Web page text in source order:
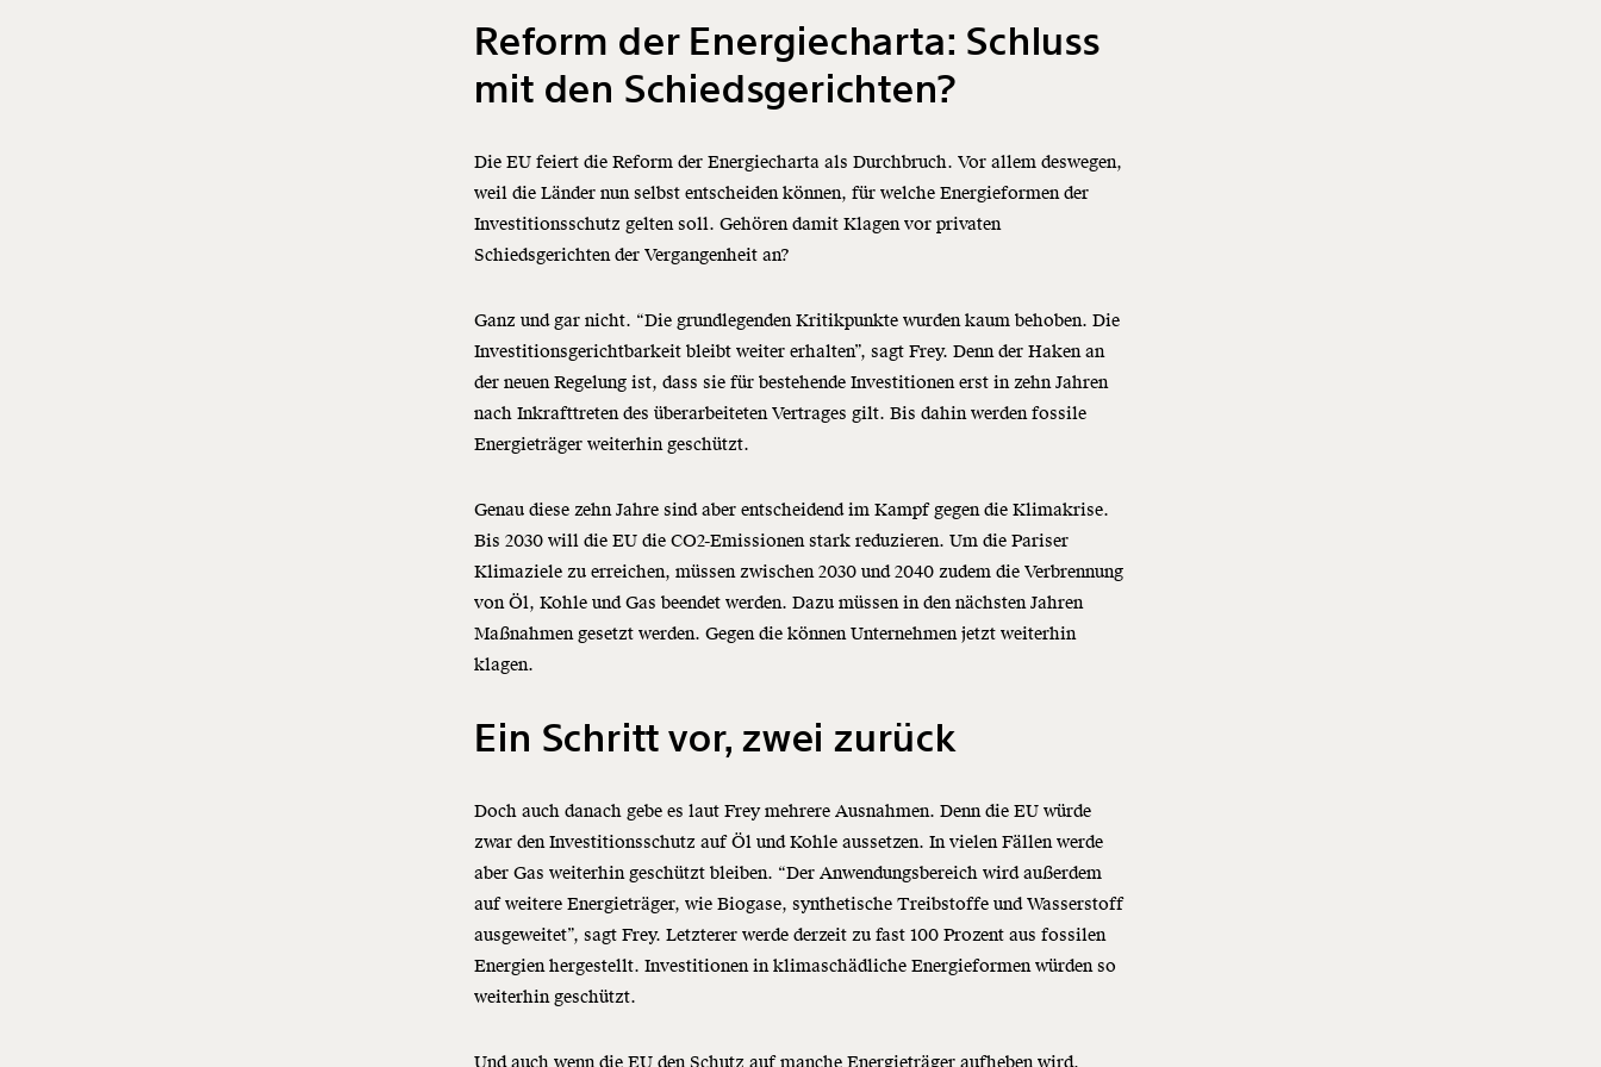
Reform der Energiecharta: Schluss
mit den Schiedsgerichten?
Die EU feiert die Reform der Energiecharta als Durchbruch. Vor allem deswegen,
weil die Länder nun selbst entscheiden können, für welche Energieformen der
Investitionsschutz gelten soll. Gehören damit Klagen vor privaten
Schiedsgerichten der Vergangenheit an?
Ganz und gar nicht. “Die grundlegenden Kritikpunkte wurden kaum behoben. Die
Investitionsgerichtbarkeit bleibt weiter erhalten”, sagt Frey. Denn der Haken an
der neuen Regelung ist, dass sie für bestehende Investitionen erst in zehn Jahren
nach Inkrafttreten des überarbeiteten Vertrages gilt. Bis dahin werden fossile
Energieträger weiterhin geschützt.
Genau diese zehn Jahre sind aber entscheidend im Kampf gegen die Klimakrise.
Bis 2030 will die EU die CO2-Emissionen stark reduzieren. Um die Pariser
Klimaziele zu erreichen, müssen zwischen 2030 und 2040 zudem die Verbrennung
von Öl, Kohle und Gas beendet werden. Dazu müssen in den nächsten Jahren
Maßnahmen gesetzt werden. Gegen die können Unternehmen jetzt weiterhin
klagen.
Ein Schritt vor, zwei zurück
Doch auch danach gebe es laut Frey mehrere Ausnahmen. Denn die EU würde
zwar den Investitionsschutz auf Öl und Kohle aussetzen. In vielen Fällen werde
aber Gas weiterhin geschützt bleiben. “Der Anwendungsbereich wird außerdem
auf weitere Energieträger, wie Biogase, synthetische Treibstoffe und Wasserstoff
ausgeweitet”, sagt Frey. Letzterer werde derzeit zu fast 100 Prozent aus fossilen
Energien hergestellt. Investitionen in klimaschädliche Energieformen würden so
weiterhin geschützt.